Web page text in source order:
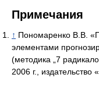
Примечания
↑ Пономаренко В.В.
элементами
(методика „7
2006 г., издательство